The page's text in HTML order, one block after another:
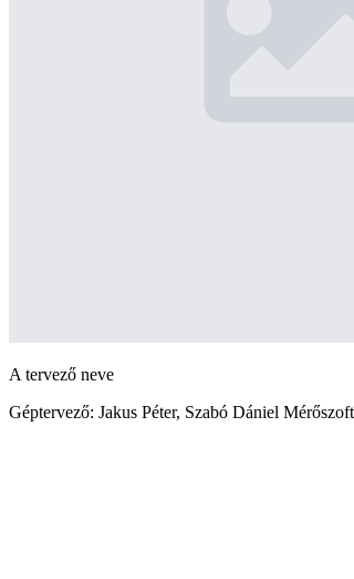
A tervező neve
Géptervező: Jakus Péter, Szabó Dániel